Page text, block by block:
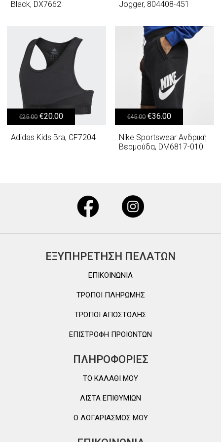
Black, DX7662
Jogger, 804408-451
€25.00 Original price was: €25.00.
€20.00Η τρέχουσα τιμή είναι: €20.00.
Adidas Kids Bra, CF7204
€45.00 Original price was: €45.00.
€36.00Η τρέχουσα τιμή είναι: €36.00.
Nike Sportswear Ανδρική
Βερμούδα, DM6817-010
ΕΞΥΠΗΡΕΤΗΣΗ ΠΕΛΑΤΩΝ
ΕΠΙΚΟΙΝΩΝΙΑ
ΤΡΟΠΟΙ ΠΛΗΡΩΜΗΣ
ΤΡΟΠΟΙ ΑΠΟΣΤΟΛΗΣ
ΕΠΙΣΤΡΟΦΗ ΠΡΟΙΟΝΤΩΝ
ΠΛΗΡΟΦΟΡΙΕΣ
TO ΚΑΛΑΘΙ MOY
ΛΙΣΤΑ ΕΠΙΘΥΜΙΩΝ
Ο ΛΟΓΑΡΙΑΣΜΟΣ ΜΟΥ